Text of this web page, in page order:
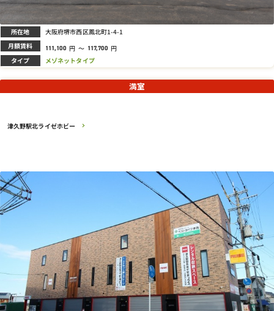
所在地 大阪府堺市西区鳳北町1-4-1
月額賃料 111,100 円 ～ 117,700 円
タイプ メゾネットタイプ
津久野駅北ライゼホビー
満室